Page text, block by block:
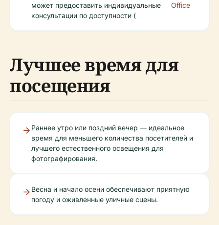
может предоставить индивидуальные
консультации по доступности (
Office
Лучшее время для
посещения
Раннее утро или поздний вечер — идеальное
время для меньшего количества посетителей и
лучшего естественного освещения для
фотографирования.
Весна и начало осени обеспечивают приятную
погоду и оживленные уличные сцены.